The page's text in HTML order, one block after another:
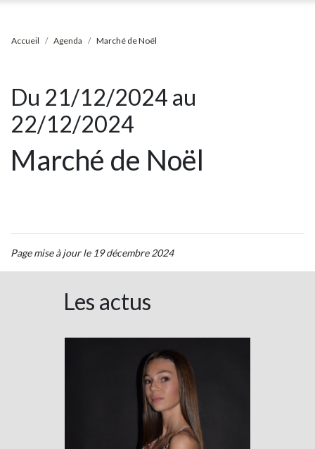
Accueil Agenda Marché de Noël
Du 21/12/2024 au
22/12/2024
Marché de Noël
Page mise à jour le 19 décembre 2024
Les actus